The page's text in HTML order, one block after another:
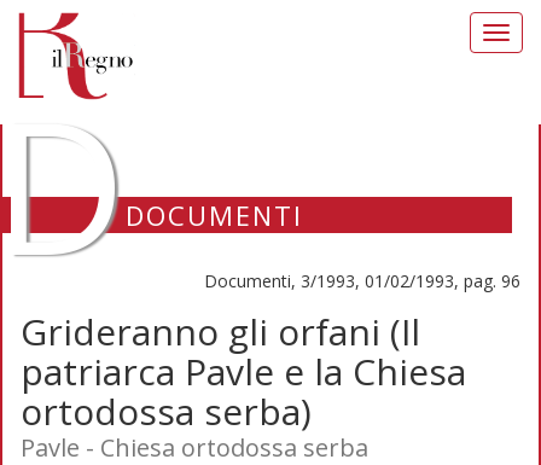
DOCUMENTI
Documenti, 3/1993, 01/02/1993, pag. 96
Grideranno gli orfani (Il
patriarca Pavle e la Chiesa
ortodossa serba)
Pavle - Chiesa ortodossa serba